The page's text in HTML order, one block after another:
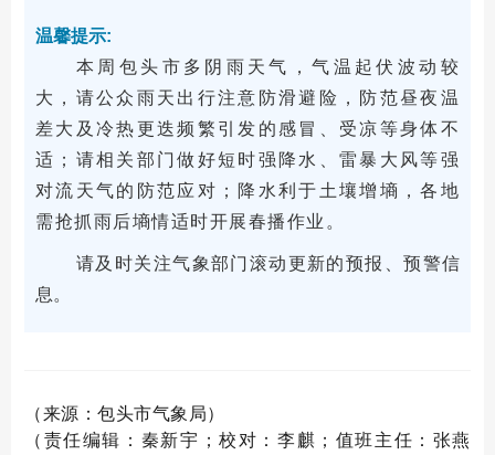
温馨提示:
本周包头市多阴雨天气，气温起伏波动较
大，请公众雨天出行注意防滑避险，防范昼夜温
差大及冷热更迭频繁引发的感冒、受凉等身体不
适；请相关部门做好短时强降水、雷暴大风等强
对流天气的防范应对；降水利于土壤增墒，各地
需抢抓雨后墒情适时开展春播作业。
请及时关注气象部门滚动更新的预报、预警信
息。
（来源：包头市气象局）
（责任编辑：秦新宇；校对：李麒；值班主任：张燕